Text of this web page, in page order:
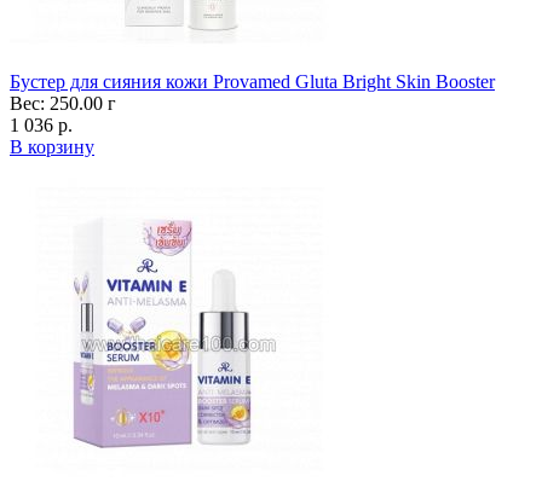
Бустер для сияния кожи Provamed Gluta Bright Skin Booster
Вес: 250.00 г
1 036 р.
В корзину